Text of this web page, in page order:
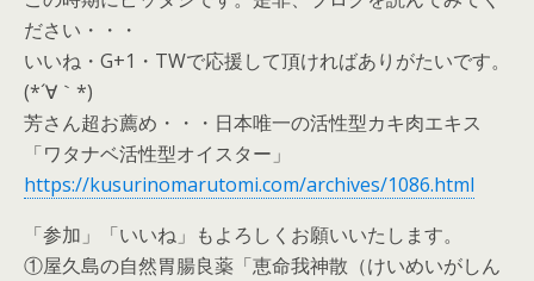
ださい・・・
いいね・G+1・TWで応援して頂ければありがたいです。
(*´∀｀*)
芳さん超お薦め・・・日本唯一の活性型カキ肉エキス
「ワタナベ活性型オイスター」
https://kusurinomarutomi.com/archives/1086.html
「参加」「いいね」もよろしくお願いいたします。
①屋久島の自然胃腸良薬「恵命我神散（けいめいがしん